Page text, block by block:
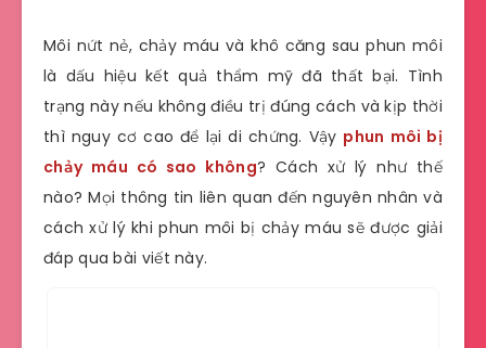
Môi nứt nẻ, chảy máu và khô căng sau phun môi
là dấu hiệu kết quả thẩm mỹ đã thất bại. Tình
trạng này nếu không điều trị đúng cách và kịp thời
thì nguy cơ cao để lại di chứng. Vậy phun môi bị
chảy máu có sao không? Cách xử lý như thế
nào? Mọi thông tin liên quan đến nguyên nhân và
cách xử lý khi phun môi bị chảy máu sẽ được giải
đáp qua bài viết này.